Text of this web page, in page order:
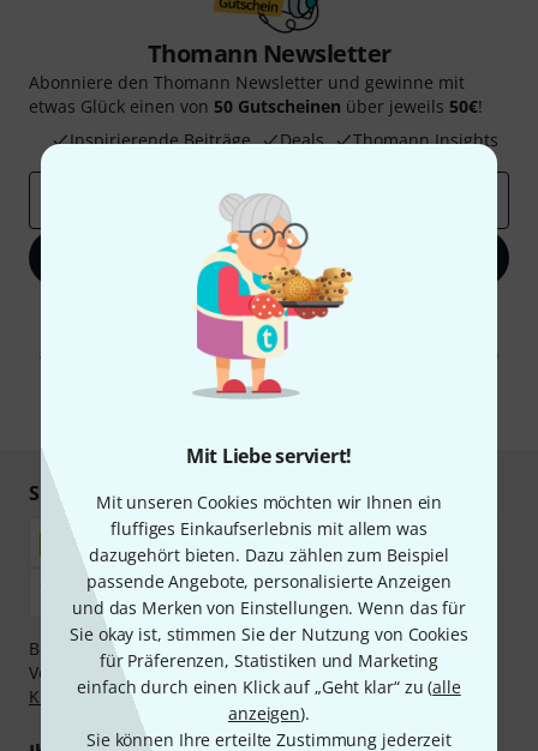
Mit Liebe serviert!
Mit unseren Cookies möchten wir Ihnen ein
fluffiges Einkaufserlebnis mit allem was
dazugehört bieten. Dazu zählen zum Beispiel
passende Angebote, personalisierte Anzeigen
und das Merken von Einstellungen. Wenn das für
Sie okay ist, stimmen Sie der Nutzung von Cookies
für Präferenzen, Statistiken und Marketing
einfach durch einen Klick auf „Geht klar“ zu (alle
anzeigen).
Sie können Ihre erteilte Zustimmung jederzeit
Thomann Newsletter
Abonniere den Thomann Newsletter und gewinne mit
etwas Glück einen von 50 Gutscheinen über jeweils 50€!
Inspirierende Beiträge
Deals Thomann Insights
Jetzt anmelden
Mit Klick auf „Jetzt anmelden“ stimmen Sie dem Erhalt von E-Mail-
Werbung und einer Messung des E-Mail-Nutzungsverhaltens zu. Die
Abmeldung ist jederzeit möglich. Weitere Informationen finden Sie in
unserenDatenschutzhinweisen
Sicher einkaufen & bezahlen
Bezahlen Sie vertraulich und sicher per Nachnahme,
Vorkasse, PayPal, Amazon Pay,Klarna Sofort bezahlen
Klarna Ratenzahlungoder Kreditkarte.